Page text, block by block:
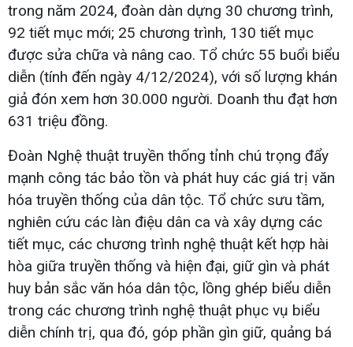
trong năm 2024, đoàn dàn dựng 30 chương trình,
92 tiết mục mới; 25 chương trình, 130 tiết mục
được sửa chữa và nâng cao. Tổ chức 55 buổi biểu
diễn (tính đến ngày 4/12/2024), với số lượng khán
giả đón xem hơn 30.000 người. Doanh thu đạt hơn
631 triệu đồng.
Đoàn Nghệ thuật truyền thống tỉnh chú trọng đẩy
mạnh công tác bảo tồn và phát huy các giá trị văn
hóa truyền thống của dân tộc. Tổ chức sưu tầm,
nghiên cứu các làn điệu dân ca và xây dựng các
tiết mục, các chương trình nghệ thuật kết hợp hài
hòa giữa truyền thống và hiện đại, giữ gìn và phát
huy bản sắc văn hóa dân tộc, lồng ghép biểu diễn
trong các chương trình nghệ thuật phục vụ biểu
diễn chính trị, qua đó, góp phần gìn giữ, quảng bá